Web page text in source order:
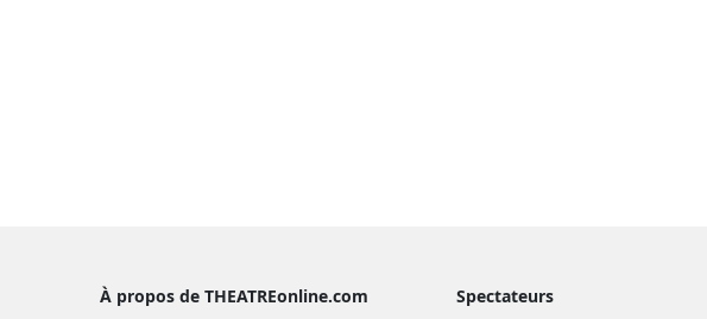
À propos de THEATREonline.com Spectateurs